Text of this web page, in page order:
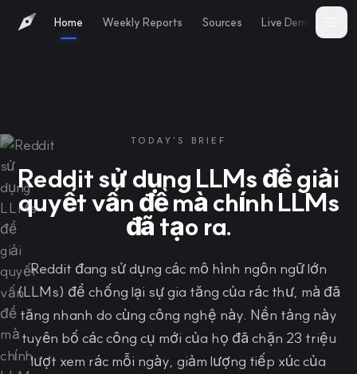
Home Weekly Reports Sources Live Demo
TODAY'S BRIEF
Reddit sử dụng LLMs để giải
quyết vấn đề mà chính LLMs
đã tạo ra.
Reddit đang sử dụng các mô hình ngôn ngữ lớn
(LLMs) để chống lại sự gia tăng của rác thư, mà đã
tăng nhanh do cùng công nghệ này. Nền tảng này
tuyên bố các công cụ mới của họ đã chặn 23 triệu
lượt xem rác mỗi ngày, giảm lượng tiếp xúc của